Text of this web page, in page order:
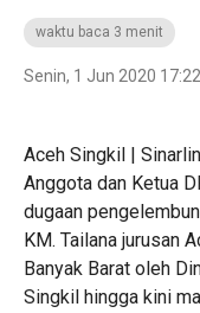
waktu baca 3 menit
Senin, 1 Jun 2020 17:22
Aceh Singkil |
Anggota dan Ketua
dugaan
KM. Tailana jurusan
Banyak Barat oleh
Singkil hingga kini